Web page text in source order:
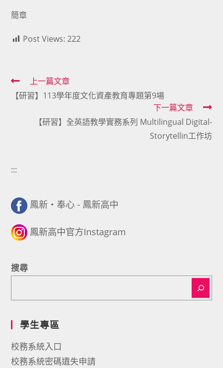
簡章
Post Views: 222
Read
more
上一篇文章
【研習】113學年度文化資產教育專題第9場
下一篇文章
【研習】全英語教學實務系列 Multilingual Digital-
Storytellin工作坊
:::
鳳新・奉心 - 鳳新高中
鳳新高中官方Instagram
搜尋
學生專區
校務系統入口
校務系統密碼遺失申請